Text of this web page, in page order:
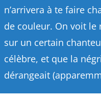
n’arrivera à te faire
de couleur. On voit le
sur un certain
célèbre, et que la
dérangeait